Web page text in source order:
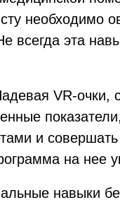
необходимо
всегда эта
VR-очки,
и совершать
на нее
навыки